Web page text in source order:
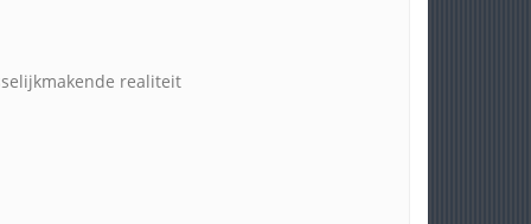
realiteit